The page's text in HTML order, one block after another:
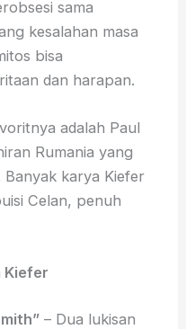
sama
kesalahan masa
bisa
dan harapan.
adalah Paul
Rumania yang
karya Kiefer
Celan, penuh
Kiefer
– Dua lukisan